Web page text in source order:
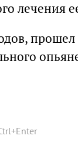
лечения
+Enter